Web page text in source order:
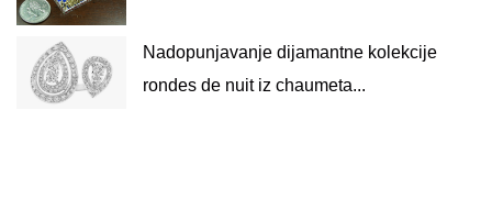
Nadopunjavanje dijamantne kolekcije
rondes de nuit iz chaumeta...